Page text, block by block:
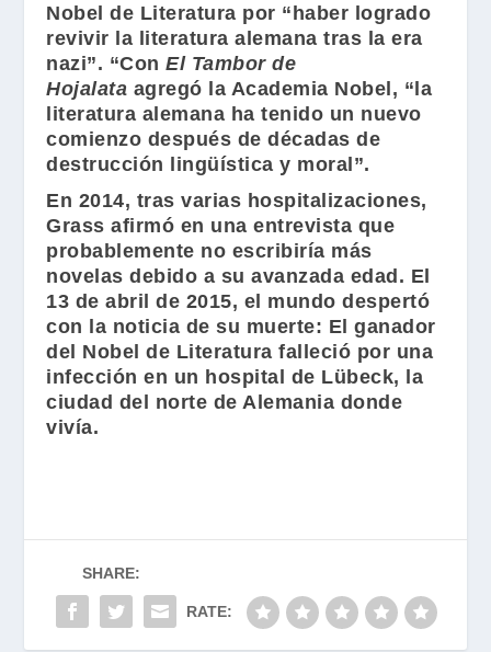
Nobel de Literatura por “haber logrado
revivir la literatura alemana tras la era
nazi”. “ConEl Tambor de
Hojalata agregó la Academia Nobel, “la
literatura alemana ha tenido un nuevo
comienzo después de décadas de
destrucción lingüística y moral”.
En 2014, tras varias hospitalizaciones,
Grass afirmó en una entrevista que
probablemente no escribiría más
novelas debido a su avanzada edad. El
13 de abril de 2015, el mundo despertó
con la noticia de su muerte: El ganador
del Nobel de Literatura falleció por una
infección en un hospital de Lübeck, la
ciudad del norte de Alemania donde
vivía.
SHARE:
RATE: